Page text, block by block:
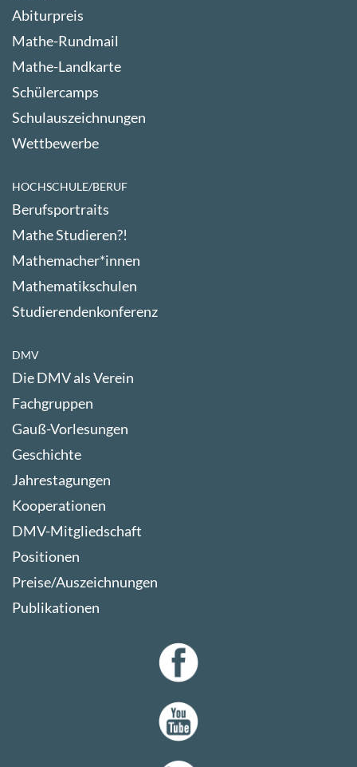
Abiturpreis
Mathe-Rundmail
Mathe-Landkarte
Schülercamps
Schulauszeichnungen
Wettbewerbe
HOCHSCHULE/BERUF
Berufsportraits
Mathe Studieren?!
Mathemacher*innen
Mathematikschulen
Studierendenkonferenz
DMV
Die DMV als Verein
Fachgruppen
Gauß-Vorlesungen
Geschichte
Jahrestagungen
Kooperationen
DMV-Mitgliedschaft
Positionen
Preise/Auszeichnungen
Publikationen